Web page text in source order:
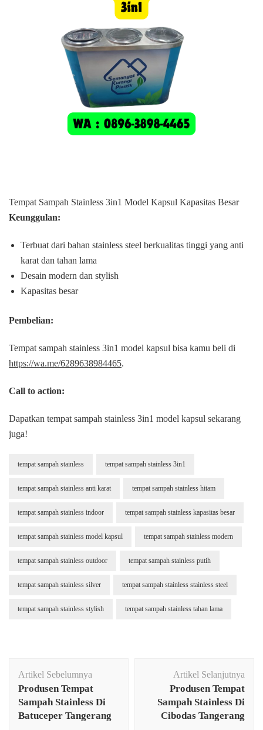
Tempat Sampah Stainless 3in1 Model Kapsul Kapasitas Besar
Keunggulan:
Terbuat dari bahan stainless steel berkualitas tinggi yang anti
karat dan tahan lama
Desain modern dan stylish
Kapasitas besar
Pembelian:
Tempat sampah stainless 3in1 model kapsul bisa kamu beli di
https://wa.me/6289638984465.
Call to action:
Dapatkan tempat sampah stainless 3in1 model kapsul sekarang
juga!
tempat sampah stainless tempat sampah stainless 3in1
tempat sampah stainless anti karat tempat sampah stainless hitam
tempat sampah stainless indoor tempat sampah stainless kapasitas besar
tempat sampah stainless model kapsul tempat sampah stainless modern
tempat sampah stainless outdoor tempat sampah stainless putih
tempat sampah stainless silver tempat sampah stainless stainless steel
tempat sampah stainless stylish tempat sampah stainless tahan lama
Artikel
Artikel Sebelumnya
Produsen Tempat
Sampah Stainless Di
Batuceper Tangerang
Artikel Selanjutnya
Produsen Tempat
Sampah Stainless Di
Cibodas Tangerang